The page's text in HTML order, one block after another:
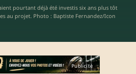
pourtant déjà été investis six ans plus tôt
au projet. Photo : Baptiste Fernandez/Icon
Publicité